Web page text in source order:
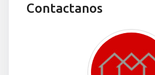
Contactanos